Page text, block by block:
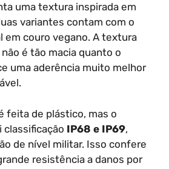
uma textura inspirada em
variantes contam com o
em couro vegano. A textura
é tão macia quanto o
uma aderência muito melhor
feita de plástico, mas o
IP68 e IP69,
de nível militar. Isso confere
resistência a danos por